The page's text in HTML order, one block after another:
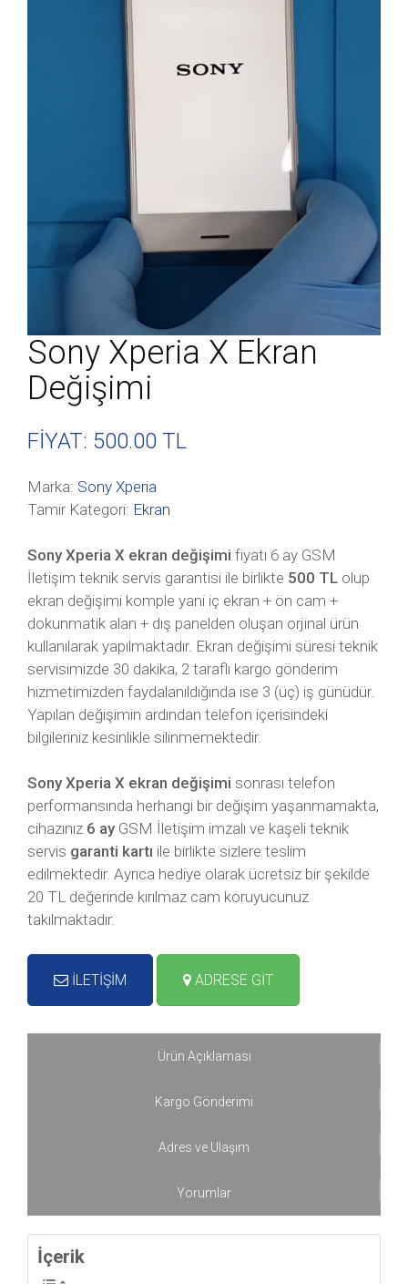
Sony Xperia X Ekran
Değişimi
FİYAT: 500.00 TL
Marka: Sony Xperia
Tamir Kategori: Ekran
Sony Xperia X ekran değişimi fiyatı 6 ay GSM
İletişim teknik servis garantisi ile birlikte 500 TL olup
ekran değişimi komple yani iç ekran + ön cam +
dokunmatik alan + dış panelden oluşan orjinal ürün
kullanılarak yapılmaktadır. Ekran değişimi süresi teknik
servisimizde 30 dakika, 2 taraflı kargo gönderim
hizmetimizden faydalanıldığında ise 3 (üç) iş günüdür.
Yapılan değişimin ardından telefon içerisindeki
bilgileriniz kesinlikle silinmemektedir.
Sony Xperia X ekran değişimi sonrası telefon
performansında herhangi bir değişim yaşanmamakta,
cihazınız 6 ayGSM İletişim imzalı ve kaşeli teknik
servis garanti kartı ile birlikte sizlere teslim
edilmektedir. Ayrıca hediye olarak ücretsiz bir şekilde
20 TL değerinde kırılmaz cam koruyucunuz
takılmaktadır.
İLETİŞİM ADRESE GİT
Ürün Açıklaması
Kargo Gönderimi
Adres ve Ulaşım
Yorumlar
İçerik